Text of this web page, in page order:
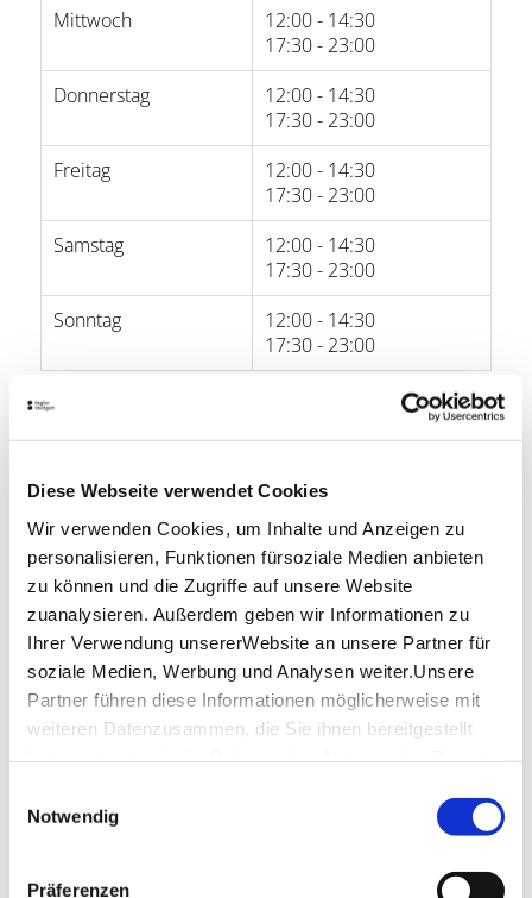
Diese Webseite verwendet Cookies
Wir verwenden Cookies, um Inhalte und Anzeigen zu
personalisieren, Funktionen fürsoziale Medien anbieten
zu können und die Zugriffe auf unsere Website
zuanalysieren. Außerdem geben wir Informationen zu
Ihrer Verwendung unsererWebsite an unsere Partner für
soziale Medien, Werbung und Analysen weiter.Unsere
Partner führen diese Informationen möglicherweise mit
weiteren Datenzusammen, die Sie ihnen bereitgestellt
Impressum
Notwendig
Präferenzen
Mittwoch
12:00 - 14:30
17:30 - 23:00
Donnerstag
12:00 - 14:30
17:30 - 23:00
Freitag
12:00 - 14:30
17:30 - 23:00
Samstag
12:00 - 14:30
17:30 - 23:00
Sonntag
12:00 - 14:30
17:30 - 23:00
Öffnungszeiten von Google
Pforzheimer Str. 309
70499 Stuttgart
Telefon:0711/889 43 06
Website:www.kashmir-restaurant.de
Planen Sie Ihre Anreise
Deutsche Bahn AG
Google Maps